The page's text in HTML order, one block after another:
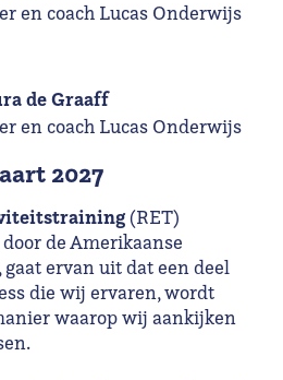
2027
(RET)
de Amerikaanse
ervan uit dat een deel
die wij ervaren, wordt
waarop wij aankijken
en coach Lucas Onderwijs
de Graaff
en coach Lucas Onderwijs